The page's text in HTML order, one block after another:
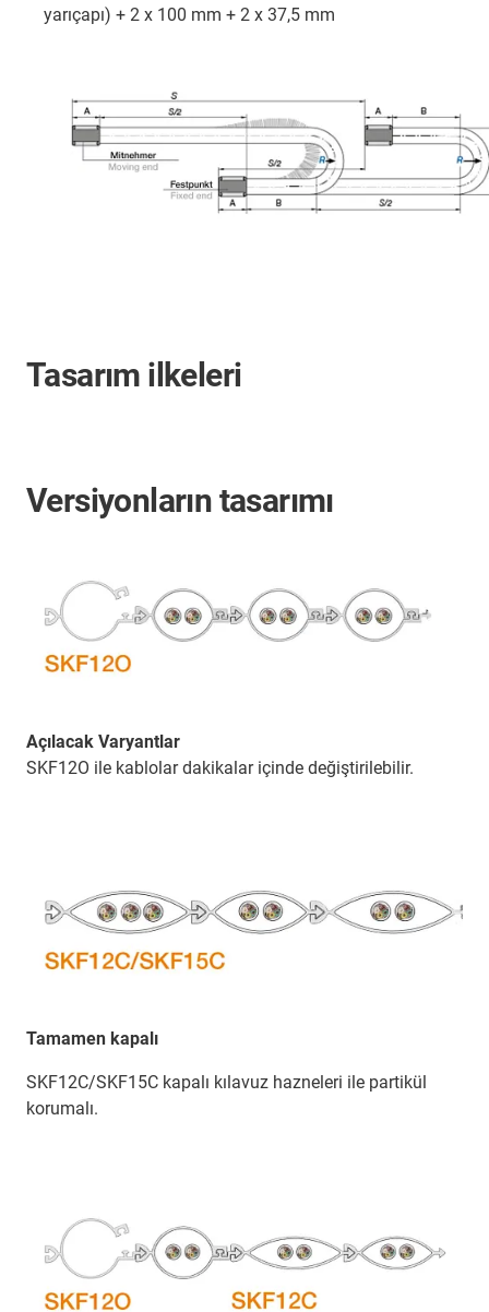
yarıçapı) + 2 x 100 mm + 2 x 37,5 mm
Tasarım ilkeleri
Versiyonların tasarımı
Açılacak Varyantlar
SKF12O ile kablolar dakikalar içinde değiştirilebilir.
Tamamen kapalı
SKF12C/SKF15C kapalı kılavuz hazneleri ile partikül
korumalı.